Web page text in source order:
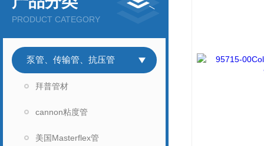
PRODUCT CATEGORY
泵管、传输管、抗压管
拜普管材
cannon粘度管
美国Masterflex管